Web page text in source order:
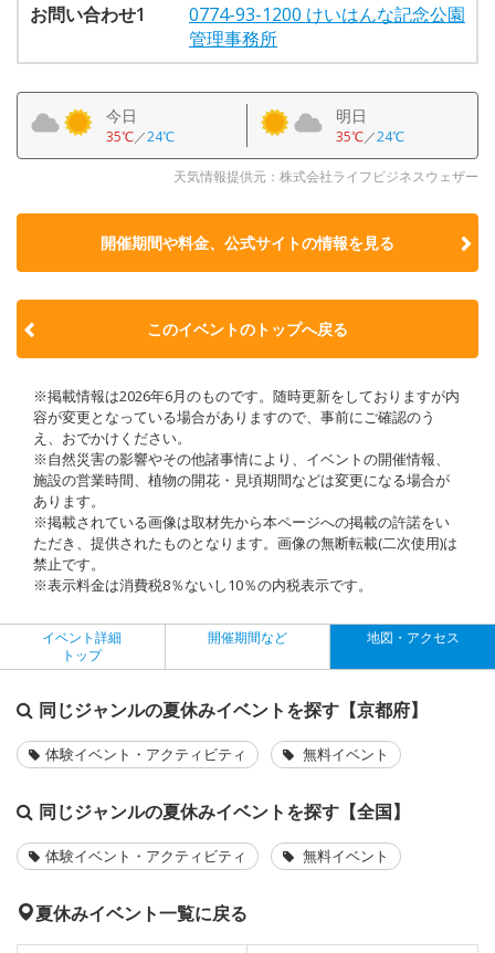
お問い合わせ1
0774-93-1200 けいはんな記念公園
管理事務所
今日
35℃／24℃
明日
35℃／24℃
天気情報提供元：株式会社ライフビジネスウェザー
開催期間や料金、公式サイトの情報を見る
このイベントのトップへ戻る
※掲載情報は2026年6月のものです。随時更新をしておりますが内
容が変更となっている場合がありますので、事前にご確認のう
え、おでかけください。
※自然災害の影響やその他諸事情により、イベントの開催情報、
施設の営業時間、植物の開花・見頃期間などは変更になる場合が
あります。
※掲載されている画像は取材先から本ページへの掲載の許諾をい
ただき、提供されたものとなります。画像の無断転載(二次使用)は
禁止です。
※表示料金は消費税8％ないし10％の内税表示です。
イベント詳細
トップ
開催期間など 地図・アクセス
同じジャンルの夏休みイベントを探す【京都府】
体験イベント・アクティビティ 無料イベント
同じジャンルの夏休みイベントを探す【全国】
体験イベント・アクティビティ 無料イベント
夏休みイベント一覧に戻る